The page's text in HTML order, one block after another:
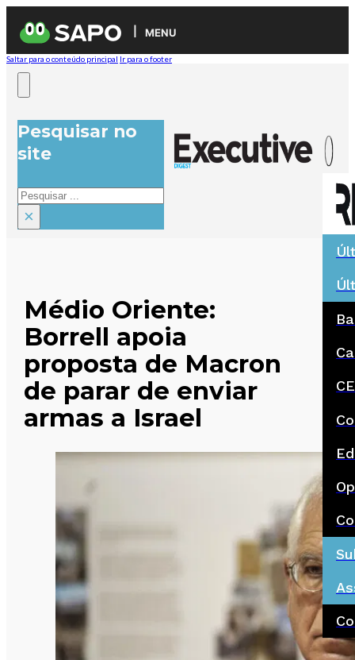
MENU
Saltar para o conteúdo principal Ir para o footer
Pesquisar no
site
Pesquisar
×
Médio Oriente:
Borrell apoia
proposta de Macron
de parar de enviar
armas a Israel